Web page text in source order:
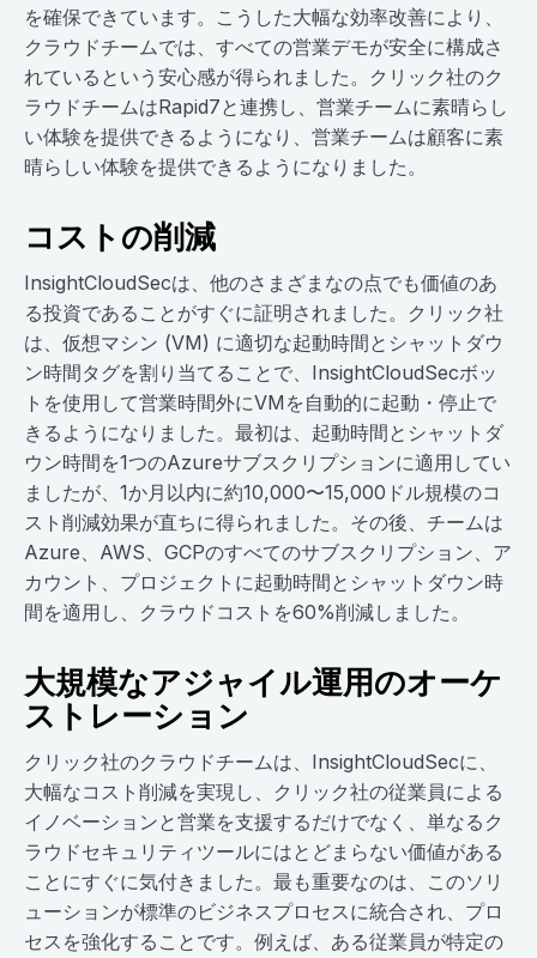
を確保できています。こうした大幅な効率改善により、
クラウドチームでは、すべての営業デモが安全に構成さ
れているという安心感が得られました。クリック社のク
ラウドチームはRapid7と連携し、営業チームに素晴らし
い体験を提供できるようになり、営業チームは顧客に素
晴らしい体験を提供できるようになりました。
コストの削減
InsightCloudSecは、他のさまざまなの点でも価値のあ
る投資であることがすぐに証明されました。クリック社
は、仮想マシン (VM) に適切な起動時間とシャットダウ
ン時間タグを割り当てることで、InsightCloudSecボッ
トを使用して営業時間外にVMを自動的に起動・停止で
きるようになりました。最初は、起動時間とシャットダ
ウン時間を1つのAzureサブスクリプションに適用してい
ましたが、1か月以内に約10,000〜15,000ドル規模のコ
スト削減効果が直ちに得られました。その後、チームは
Azure、AWS、GCPのすべてのサブスクリプション、ア
カウント、プロジェクトに起動時間とシャットダウン時
間を適用し、クラウドコストを60%削減しました。
大規模なアジャイル運用のオーケ
ストレーション
クリック社のクラウドチームは、InsightCloudSecに、
大幅なコスト削減を実現し、クリック社の従業員による
イノベーションと営業を支援するだけでなく、単なるク
ラウドセキュリティツールにはとどまらない価値がある
ことにすぐに気付きました。最も重要なのは、このソリ
ューションが標準のビジネスプロセスに統合され、プロ
セスを強化することです。例えば、ある従業員が特定の